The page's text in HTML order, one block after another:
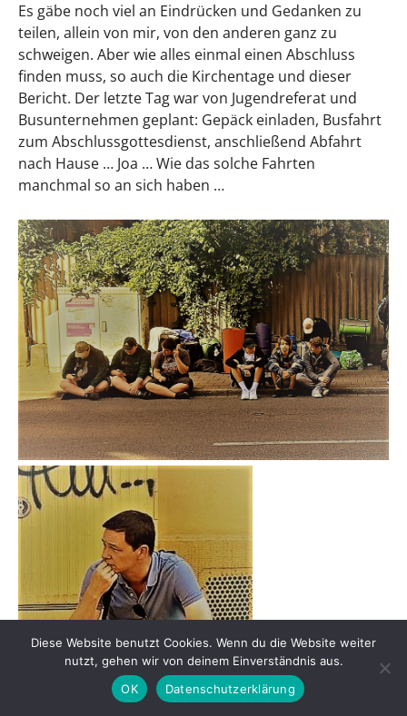
Es gäbe noch viel an Eindrücken und Gedanken zu
teilen, allein von mir, von den anderen ganz zu
schweigen. Aber wie alles einmal einen Abschluss
finden muss, so auch die Kirchentage und dieser
Bericht. Der letzte Tag war von Jugendreferat und
Busunternehmen geplant: Gepäck einladen, Busfahrt
zum Abschlussgottesdienst, anschließend Abfahrt
nach Hause … Joa … Wie das solche Fahrten
manchmal so an sich haben …
Diese Website benutzt Cookies. Wenn du die Website weiter
nutzt, gehen wir von deinem Einverständnis aus.
OK
Datenschutzerklärung